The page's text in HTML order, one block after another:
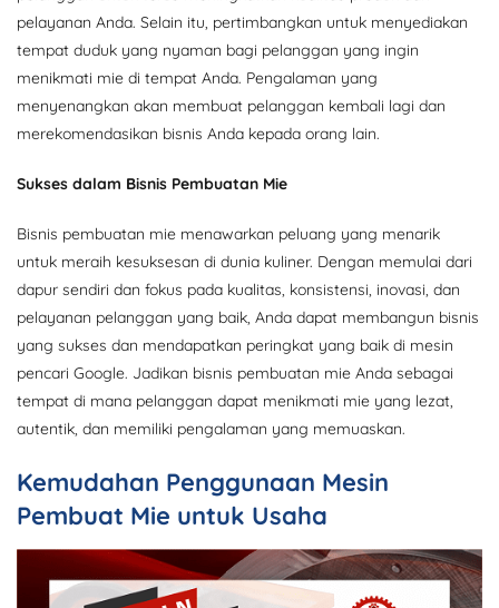
pelayanan Anda. Selain itu, pertimbangkan untuk menyediakan
tempat duduk yang nyaman bagi pelanggan yang ingin
menikmati mie di tempat Anda. Pengalaman yang
menyenangkan akan membuat pelanggan kembali lagi dan
merekomendasikan bisnis Anda kepada orang lain.
Sukses dalam Bisnis Pembuatan Mie
Bisnis pembuatan mie menawarkan peluang yang menarik
untuk meraih kesuksesan di dunia kuliner. Dengan memulai dari
dapur sendiri dan fokus pada kualitas, konsistensi, inovasi, dan
pelayanan pelanggan yang baik, Anda dapat membangun bisnis
yang sukses dan mendapatkan peringkat yang baik di mesin
pencari Google. Jadikan bisnis pembuatan mie Anda sebagai
tempat di mana pelanggan dapat menikmati mie yang lezat,
autentik, dan memiliki pengalaman yang memuaskan.
Kemudahan Penggunaan Mesin
Pembuat Mie untuk Usaha